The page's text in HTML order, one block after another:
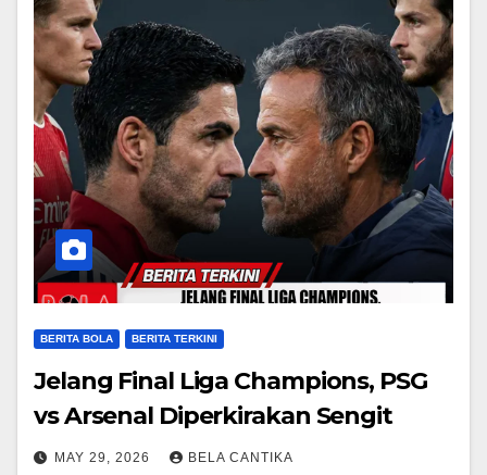
BERITA BOLA BERITA TERKINI
Jelang Final Liga Champions, PSG
vs Arsenal Diperkirakan Sengit
MAY 29, 2026 BELA CANTIKA